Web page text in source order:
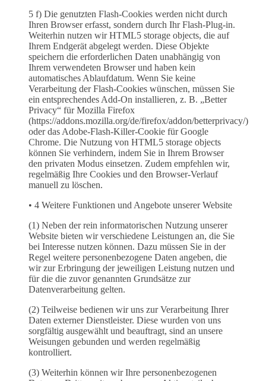
5 f) Die genutzten Flash-Cookies werden nicht durch
Ihren Browser erfasst, sondern durch Ihr Flash-Plug-in.
Weiterhin nutzen wir HTML5 storage objects, die auf
Ihrem Endgerät abgelegt werden. Diese Objekte
speichern die erforderlichen Daten unabhängig von
Ihrem verwendeten Browser und haben kein
automatisches Ablaufdatum. Wenn Sie keine
Verarbeitung der Flash-Cookies wünschen, müssen Sie
ein entsprechendes Add-On installieren, z. B. „Better
Privacy“ für Mozilla Firefox
(https://addons.mozilla.org/de/firefox/addon/betterprivacy/)
oder das Adobe-Flash-Killer-Cookie für Google
Chrome. Die Nutzung von HTML5 storage objects
können Sie verhindern, indem Sie in Ihrem Browser
den privaten Modus einsetzen. Zudem empfehlen wir,
regelmäßig Ihre Cookies und den Browser-Verlauf
manuell zu löschen.
• 4 Weitere Funktionen und Angebote unserer Website
(1) Neben der rein informatorischen Nutzung unserer
Website bieten wir verschiedene Leistungen an, die Sie
bei Interesse nutzen können. Dazu müssen Sie in der
Regel weitere personenbezogene Daten angeben, die
wir zur Erbringung der jeweiligen Leistung nutzen und
für die die zuvor genannten Grundsätze zur
Datenverarbeitung gelten.
(2) Teilweise bedienen wir uns zur Verarbeitung Ihrer
Daten externer Dienstleister. Diese wurden von uns
sorgfältig ausgewählt und beauftragt, sind an unsere
Weisungen gebunden und werden regelmäßig
kontrolliert.
(3) Weiterhin können wir Ihre personenbezogenen